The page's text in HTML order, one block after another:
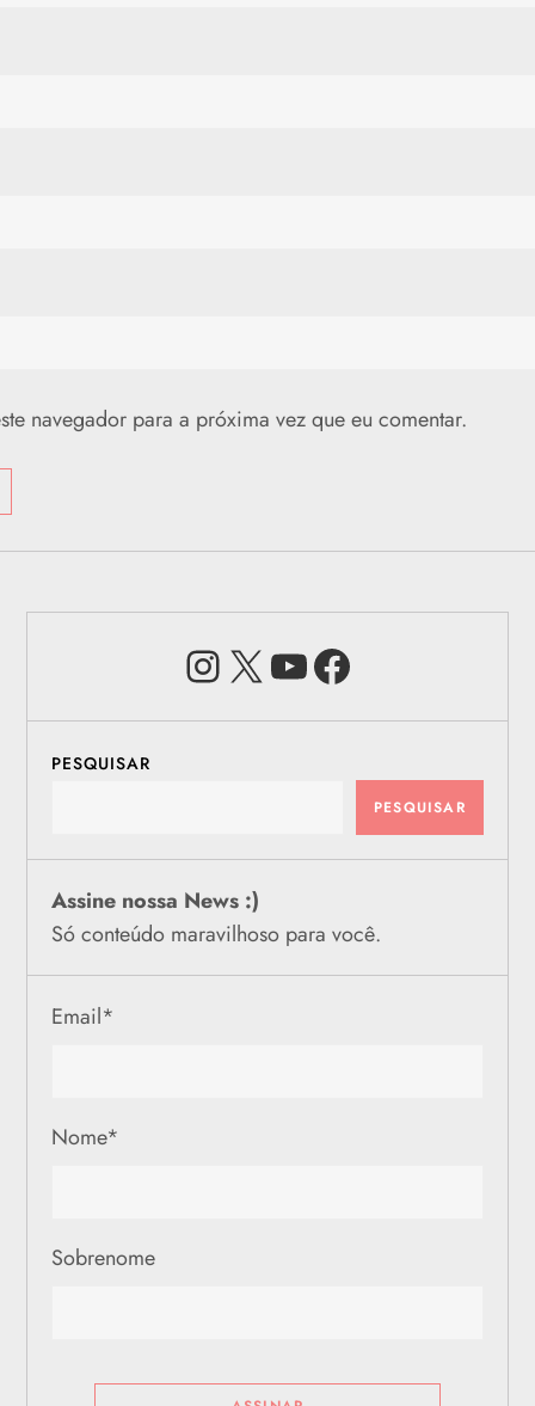
navegador para a próxima vez que eu comentar.
Instagram
X Youtube
PESQUISAR
PESQUISAR
Assine nossa News :)
Só conteúdo maravilhoso para você.
Email*
Nome*
Sobrenome